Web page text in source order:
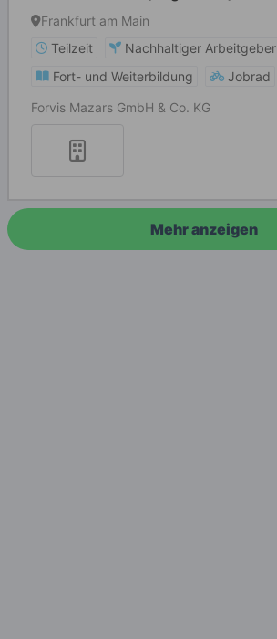
Frankfurt am Main
Teilzeit
Nachhaltiger Arbeitgeber
Fort- und Weiterbildung
Jobrad
Forvis Mazars GmbH & Co. KG
Mehr anzeigen